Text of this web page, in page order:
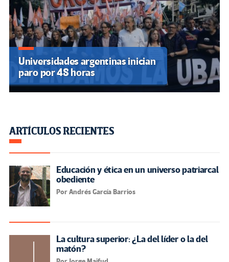
Universidades argentinas inician
paro por 48 horas
ARTÍCULOS RECIENTES
Educación y ética en un universo patriarcal
obediente
Por Andrés García Barrios
La cultura superior: ¿La del líder o la del
matón?